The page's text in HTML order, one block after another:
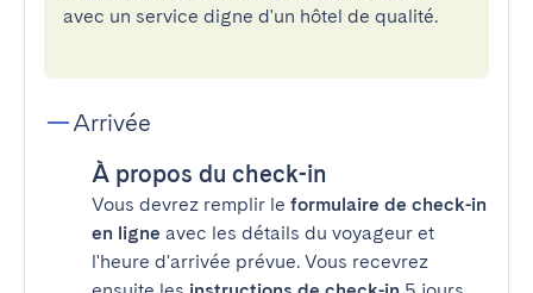
avec un service digne d'un hôtel de qualité.
Arrivée
À propos du check-in
Vous devrez remplir le formulaire de check-in
en ligne avec les détails du voyageur et
l'heure d'arrivée prévue. Vous recevrez